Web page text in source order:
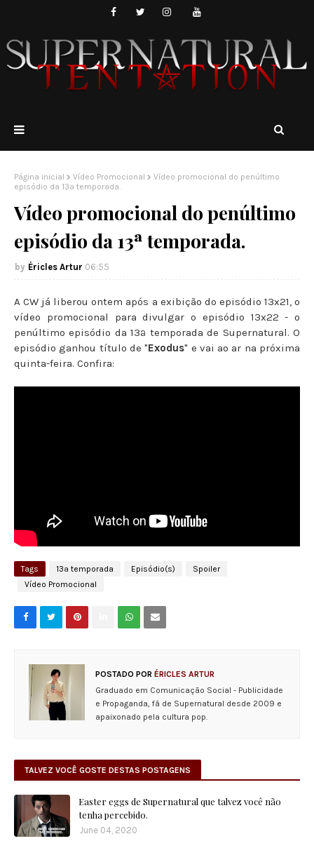
Página inicial Vídeo Promocional
Vídeo promocional do penúltimo
episódio da 13ª temporada.
Vídeo promocional do penúltimo
episódio da 13ª temporada.
Éricles Artur 06:55
A CW já liberou ontem após a exibição do episódio 13x21, o
vídeo promocional para divulgar o episódio 13x22 - o
penúltimo episódio da 13ª temporada de Supernatural. O
episódio ganhou título de "Exodus" e vai ao ar na próxima
quinta-feira. Confira:
Tags 13ª temporada Episódio(s)
Spoiler
Vídeo Promocional
POSTADO POR ÉRICLES ARTUR
Graduado em Comunicação Social - Publicidade
e Propaganda, fã de Supernatural desde 2009 e
apaixonado pela cultura pop.
TALVEZ VOCÊ GOSTE DESTAS POSTAGENS
Easter eggs de Supernatural que talvez você não
tenha percebido.
June 04, 2020